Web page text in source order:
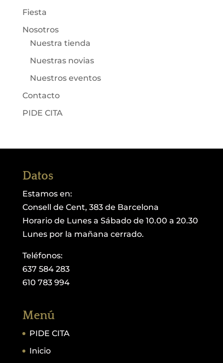
Fiesta
Nosotros
Nuestra tienda
Nuestras novias
Nuestros eventos
Contacto
PIDE CITA
Datos
Estamos en:
Consell de Cent, 383 de Barcelona
Horario de Lunes a Sábado de 10.00 a 20.30
Lunes por la mañana cerrado.
Teléfonos:
637 584 283
610 783 994
Menú
PIDE CITA
Inicio